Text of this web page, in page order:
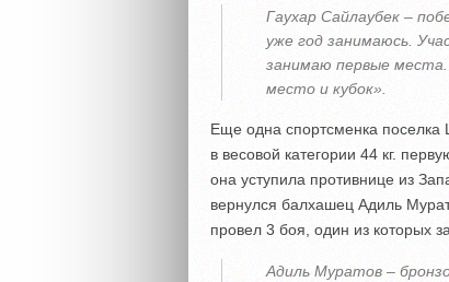
Гаухар Сайлаубек –
уже год занимаюсь.
занимаю первые
место и кубок».
Еще одна спортсменка
в весовой категории 44 кг.
она уступила противнице из
вернулся балхашец Адиль
провел 3 боя, один из которых
Адиль Муратов –